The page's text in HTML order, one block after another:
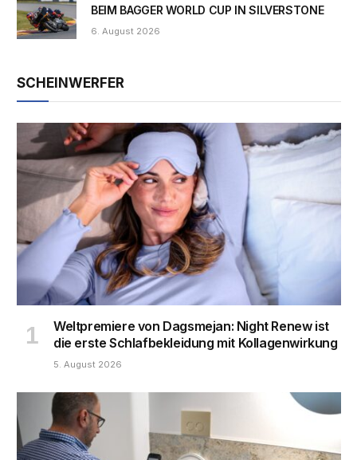
BEIM BAGGER WORLD CUP IN SILVERSTONE
6. August 2026
SCHEINWERFER
Weltpremiere von Dagsmejan: Night Renew ist
die erste Schlafbekleidung mit Kollagenwirkung
5. August 2026